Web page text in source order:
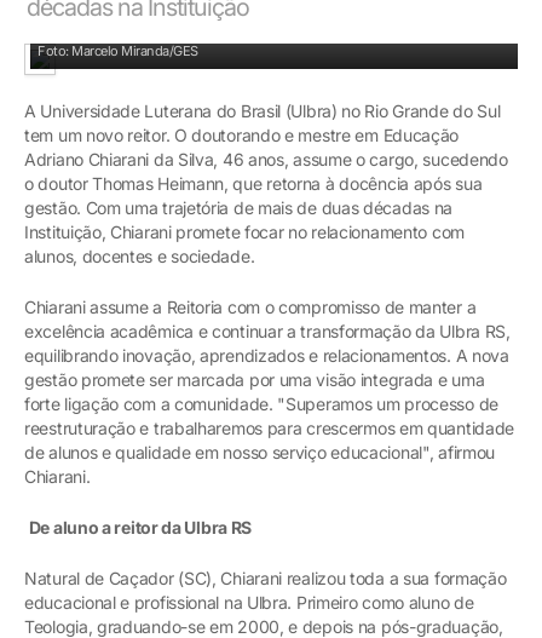
décadas na Instituição
Foto: Marcelo Miranda/GES
A Universidade Luterana do Brasil (Ulbra) no Rio Grande do Sul
tem um novo reitor. O doutorando e mestre em Educação
Adriano Chiarani da Silva, 46 anos, assume o cargo, sucedendo
o doutor Thomas Heimann, que retorna à docência após sua
gestão. Com uma trajetória de mais de duas décadas na
Instituição, Chiarani promete focar no relacionamento com
alunos, docentes e sociedade.
Chiarani assume a Reitoria com o compromisso de manter a
excelência acadêmica e continuar a transformação da Ulbra RS,
equilibrando inovação, aprendizados e relacionamentos. A nova
gestão promete ser marcada por uma visão integrada e uma
forte ligação com a comunidade. "Superamos um processo de
reestruturação e trabalharemos para crescermos em quantidade
de alunos e qualidade em nosso serviço educacional", afirmou
Chiarani.
De aluno a reitor da Ulbra RS
Natural de Caçador (SC), Chiarani realizou toda a sua formação
educacional e profissional na Ulbra. Primeiro como aluno de
Teologia, graduando-se em 2000, e depois na pós-graduação,